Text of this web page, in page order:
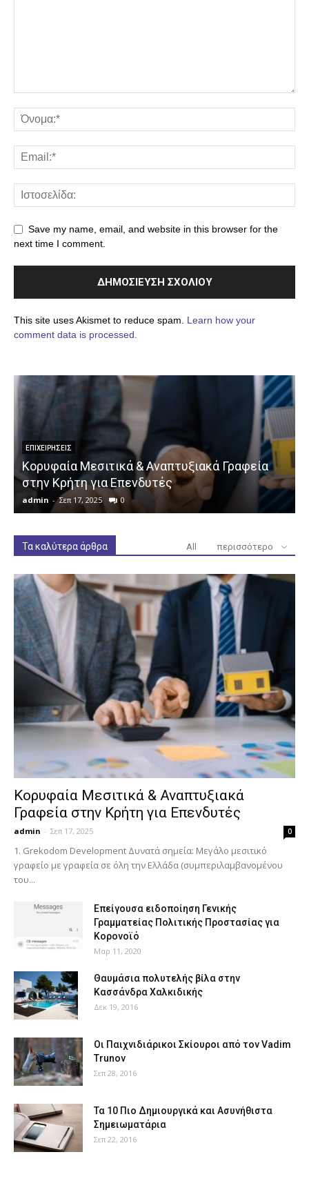
Save my name, email, and website in this browser for the
next time I comment.
This site uses Akismet to reduce spam. Learn how your
comment data is processed.
ΕΠΙΧΕΙΡΉΣΕΙΣ
Κορυφαία Μεσιτικά & Αναπτυξιακά Γραφεία
στην Κρήτη για Επενδυτές
admin - Σεπ 17, 2025 0
Τα καλύτερα άρθρα All περισσότερο
Κορυφαία Μεσιτικά & Αναπτυξιακά
Γραφεία στην Κρήτη για Επενδυτές
admin - Σεπ 17, 2025 0
1. Grekodom Development Δυνατά σημεία: Μεγάλο μεσιτικό
γραφείο με γραφεία σε όλη την Ελλάδα (συμπεριλαμβανομένου
του...
Επείγουσα ειδοποίηση Γενικής
Γραμματείας Πολιτικής Προστασίας για
Κορονοϊό
Μαρ 11, 2020
Θαυμάσια πολυτελής βίλα στην
Κασσάνδρα Χαλκιδικής
Δεκ 19, 2016
Οι Παιχνιδιάρικοι Σκίουροι από τον Vadim
Trunov
Σεπ 28, 2016
Τα 10 Πιο Δημιουργικά και Ασυνήθιστα
Σημειωματάρια
Σεπ 22, 2016